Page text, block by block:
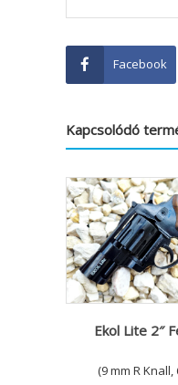
Facebook
Kapcsolódó
Ekol Lite 2″
(9 mm R Knall,